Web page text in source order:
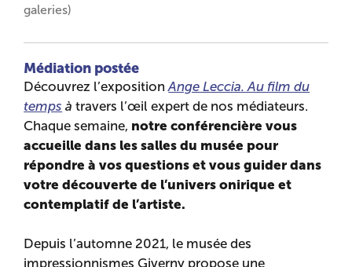
galeries)
Médiation postée
Découvrez l’expositionAnge Leccia. Au film du
temps à travers l’œil expert de nos médiateurs.
Chaque semaine, notre conférencière vous
accueille dans les salles du musée pour
répondre à vos questions et vous guider dans
votre découverte de l’univers onirique et
contemplatif de l’artiste.
Depuis l’automne 2021, le musée des
impressionnismes Giverny propose une